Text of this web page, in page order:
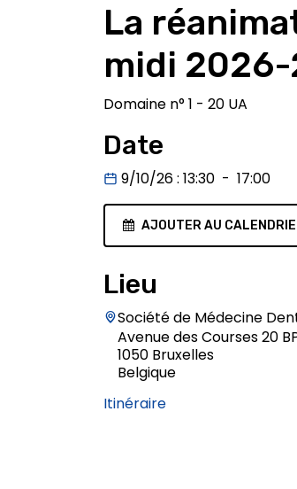
La
midi 2026-
Domaine n° 1 - 20 UA
Date
9/10/26: 13:30 - 17:00
AJOUTER AU
Lieu
Société de Médecine
Avenue des Courses 20
1050 Bruxelles
Belgique
Itinéraire